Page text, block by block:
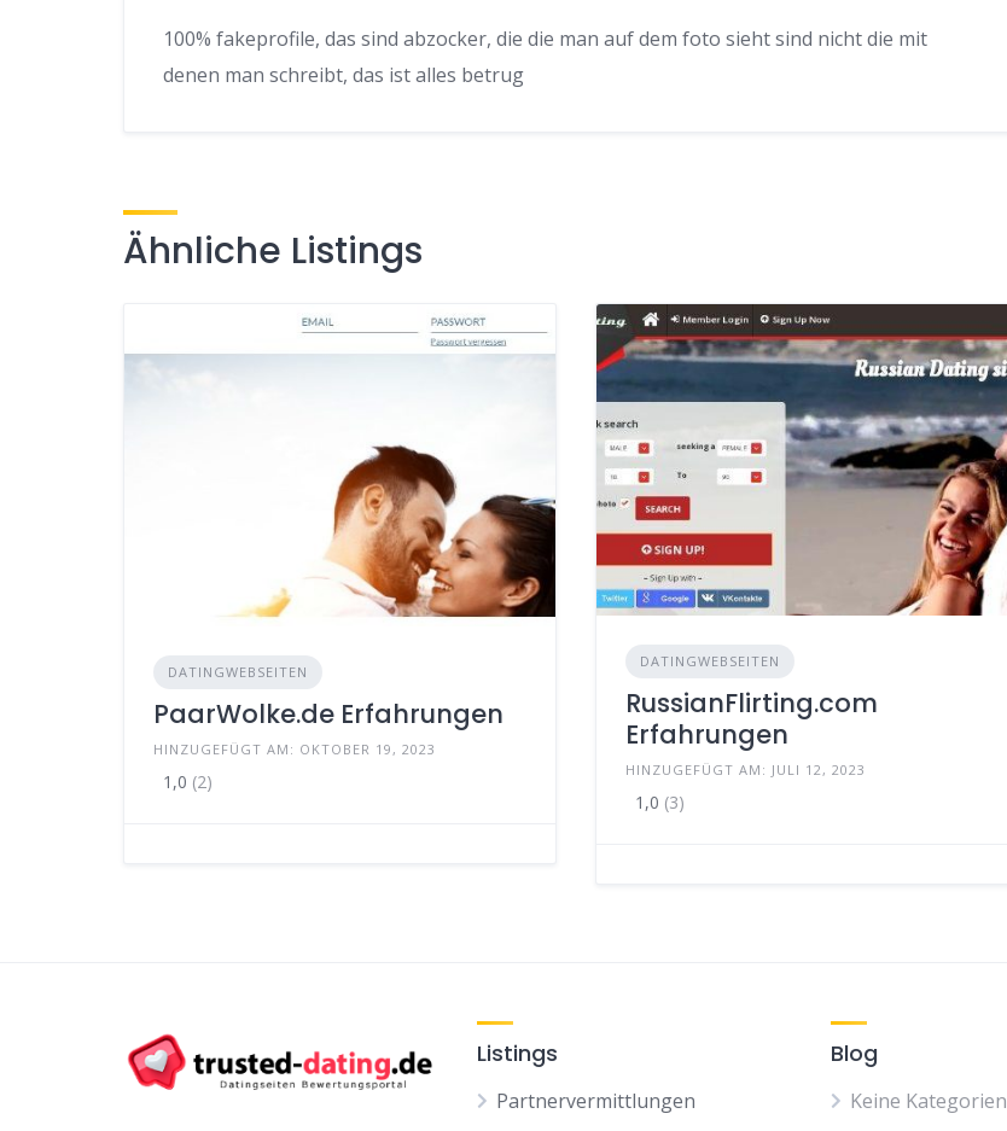
100% fakeprofile, das sind abzocker, die die man auf dem foto sieht sind nicht die mit
denen man schreibt, das ist alles betrug
Ähnliche Listings
DATINGWEBSEITEN
PaarWolke.de Erfahrungen
HINZUGEFÜGT AM: OKTOBER 19, 2023
1,0 (2)
DATINGWEBSEITEN
RussianFlirting.com
Erfahrungen
HINZUGEFÜGT AM: JULI 12, 2023
1,0 (3)
Listings
Partnervermittlungen
Blog
Keine Kategorien